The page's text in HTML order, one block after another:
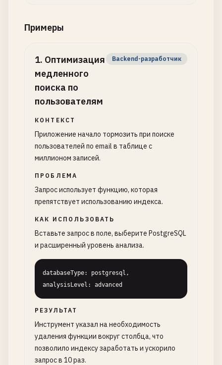
Примеры
1. Оптимизация
медленного
поиска по
пользователям
Backend-разработчик
КОНТЕКСТ
Приложение начало тормозить при поиске
пользователей по email в таблице с
миллионом записей.
ПРОБЛЕМА
Запрос использует функцию, которая
препятствует использованию индекса.
КАК ИСПОЛЬЗОВАТЬ
Вставьте запрос в поле, выберите PostgreSQL
и расширенный уровень анализа.
databaseType: postgresql,
analysisLevel: advanced
РЕЗУЛЬТАТ
Инструмент указал на необходимость
удаления функции вокруг столбца, что
позволило индексу заработать и ускорило
запрос в 10 раз.